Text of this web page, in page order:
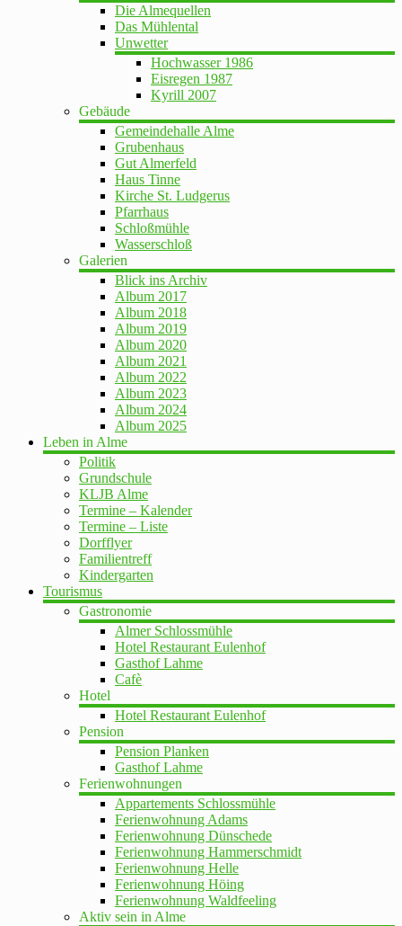
Die Almequellen
Das Mühlental
Unwetter
Hochwasser 1986
Eisregen 1987
Kyrill 2007
Gebäude
Gemeindehalle Alme
Grubenhaus
Gut Almerfeld
Haus Tinne
Kirche St. Ludgerus
Pfarrhaus
Schloßmühle
Wasserschloß
Galerien
Blick ins Archiv
Album 2017
Album 2018
Album 2019
Album 2020
Album 2021
Album 2022
Album 2023
Album 2024
Album 2025
Leben in Alme
Politik
Grundschule
KLJB Alme
Termine – Kalender
Termine – Liste
Dorfflyer
Familientreff
Kindergarten
Tourismus
Gastronomie
Almer Schlossmühle
Hotel Restaurant Eulenhof
Gasthof Lahme
Cafè
Hotel
Hotel Restaurant Eulenhof
Pension
Pension Planken
Gasthof Lahme
Ferienwohnungen
Appartements Schlossmühle
Ferienwohnung Adams
Ferienwohnung Dünschede
Ferienwohnung Hammerschmidt
Ferienwohnung Helle
Ferienwohnung Höing
Ferienwohnung Waldfeeling
Aktiv sein in Alme